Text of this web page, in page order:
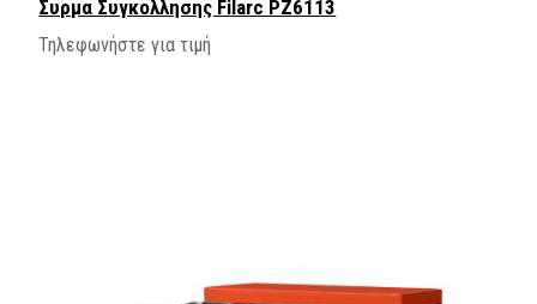
Συρμα Συγκολλησης Filarc PZ6113
Τηλεφωνήστε για τιμή